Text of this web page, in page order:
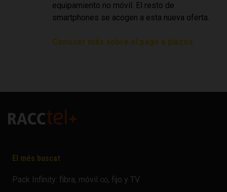
equipamiento no móvil. El resto de
smartphones se acogen a esta nueva oferta.
Conocer más sobre el pago a plazos
El més buscat
Pack Infinity: fibra, móvil ∞, fijo y TV